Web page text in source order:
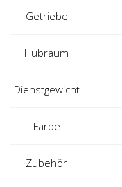
Getriebe
Hubraum
Dienstgewicht
Farbe
Zubehör